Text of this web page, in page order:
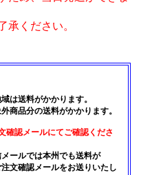
ください。
は送料がかかります。
商品分の送料がかかります。
確認メールにてご確認くださ
ールでは本州でも送料が
文確認メールをお送りいたし